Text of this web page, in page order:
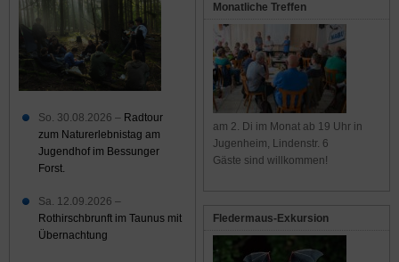
Monatliche Treffen
am 2. Di im Monat ab 19 Uhr in
Jugenheim, Lindenstr. 6
Gäste sind willkommen!
Fledermaus-Exkursion
So. 30.08.2026 – Radtour
zum Naturerlebnistag am
Jugendhof im Bessunger
Forst.
Sa. 12.09.2026 –
Rothirschbrunft im Taunus mit
Übernachtung